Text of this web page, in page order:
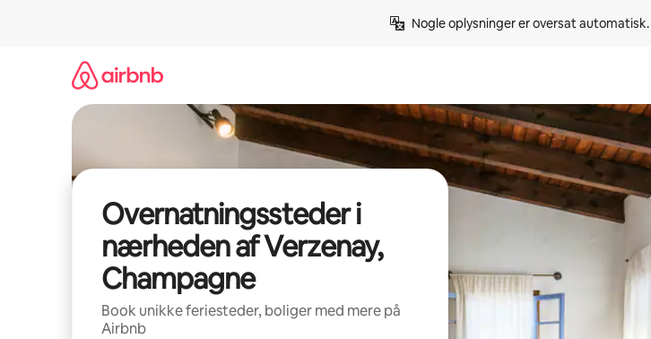
Nogle oplysninger er oversat automatisk.
Overnatningssteder i
nærheden af Verzenay,
Champagne
Book unikke feriesteder, boliger med mere på
Airbnb